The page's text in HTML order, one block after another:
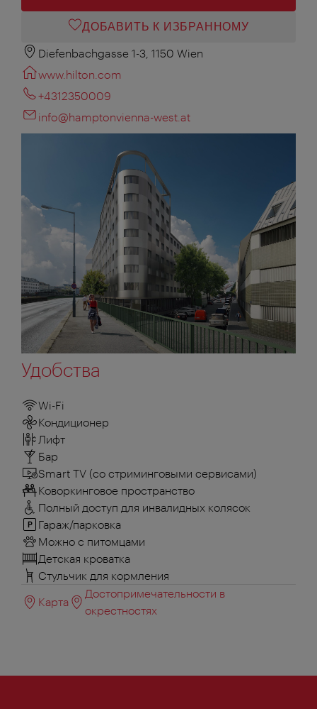
ДОБАВИТЬ К ИЗБРАННОМУ
Diefenbachgasse 1-3, 1150 Wien
www.hilton.com
+4312350009
info@hamptonvienna-west.at
Удобства
Wi-Fi
Кондиционер
Лифт
Бар
Smart TV (со стриминговыми сервисами)
Коворкинговое пространство
Полный доступ для инвалидных колясок
Гараж/парковка
Можно с питомцами
Детская кроватка
Стульчик для кормления
Карта
Достопримечательности в
окрестностях